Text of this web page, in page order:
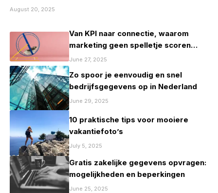
August 20, 2025
Van KPI naar connectie, waarom
marketing geen spelletje scoren
mag zijn
June 27, 2025
Zo spoor je eenvoudig en snel
bedrijfsgegevens op in Nederland
June 29, 2025
10 praktische tips voor mooiere
vakantiefoto’s
July 5, 2025
Gratis zakelijke gegevens opvragen:
mogelijkheden en beperkingen
June 25, 2025